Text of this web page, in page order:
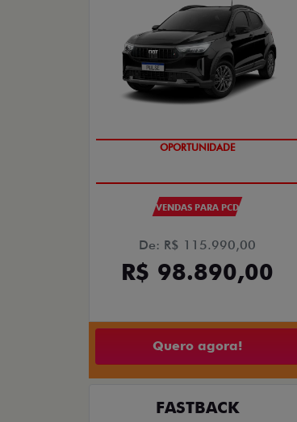
OPORTUNIDADE
VENDAS PARA PCD
De: R$ 115.990,00
R$ 98.890,00
Quero agora!
FASTBACK